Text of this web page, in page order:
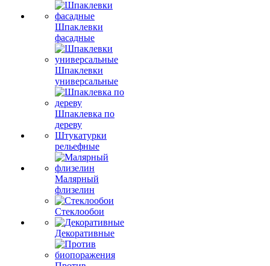
Шпаклевки
фасадные
Шпаклевки
универсальные
Шпаклевка по
дереву
Штукатурки
рельефные
Малярный
флизелин
Стеклообои
Декоративные